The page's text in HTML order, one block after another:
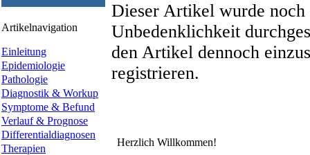
Artikelnavigation
Einleitung
Epidemiologie
Pathologie
Diagnostik & Workup
Symptome & Befund
Verlauf & Prognose
Differentialdiagnosen
Therapien
Dieser Artikel wurde
Unbedenklichkeit
den Artikel dennoch
registrieren.
Herzlich Willkommen!